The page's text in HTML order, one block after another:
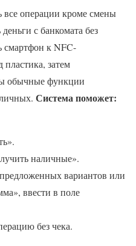
все операции кроме смены
с банкомата без
смартфон к NFC-
затем
обычные функции
Система поможет:
наличные».
вариантов или
ввести в поле
без чека.